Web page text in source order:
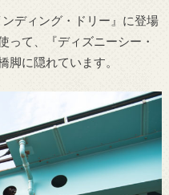
ディング・ドリー』に登場
って、『ディズニーシー・
脚に隠れています。